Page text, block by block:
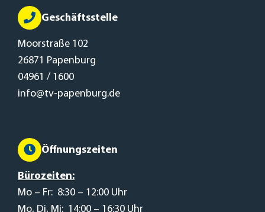
Geschäftsstelle
Moorstraße 102
26871 Papenburg
04961 / 1600
info@tv-papenburg.de
Öffnungszeiten
Bürozeiten:
Mo – Fr: 8:30 – 12:00 Uhr
Mo, Di, Mi: 14:00 – 16:30 Uhr